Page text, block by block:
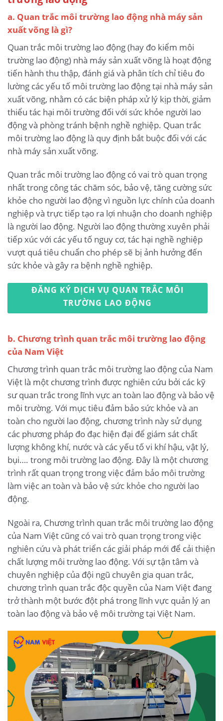
a. Quan trắc môi trường lao động nhà máy sản
xuất võng là gì?
Quan trắc môi trường lao động (hay đo kiểm môi
trường lao động) nhà máy sản xuất võng là hoạt động
tiến hành thu thập, đánh giá và phân tích chỉ tiêu đo
lường các yếu tố môi trường lao động tại nhà máy sản
xuất võng, nhằm có các biện pháp xử lý kịp thời, giảm
thiểu tác hại môi trường đối với sức khỏe người lao
động và phòng tránh bệnh nghề nghiệp. Quan trắc
môi trường lao động là quy định bắt buộc đối với các
nhà máy sản xuất võng.
Quan trắc môi trường lao động có vai trò quan trọng
nhất trong công tác chăm sóc, bảo vệ, tăng cường sức
khỏe cho người lao động vì nguồn lực chính của doanh
nghiệp và trực tiếp tạo ra lợi nhuận cho doanh nghiệp
là người lao động. Người lao động thường xuyên phải
tiếp xúc với các yếu tố nguy cơ, tác hại nghề nghiệp
vượt quá tiêu chuẩn cho phép sẽ bị ảnh hưởng đến
sức khỏe và gây ra bệnh nghề nghiệp.
ĐĂNG KÝ DỊCH VỤ QUAN TRẮC MÔI
TRƯỜNG LAO ĐỘNG
b. Chương trình quan trắc môi trường lao động
của Nam Việt
Chương trình quan trắc môi trường lao động của Nam
Việt là một chương trình được nghiên cứu bởi các kỹ
sư quan trắc trong lĩnh vực an toàn lao động và bảo vệ
môi trường. Với mục tiêu đảm bảo sức khỏe và an
toàn cho người lao động, chương trình này sử dụng
các phương pháp đo đạc hiện đại để giám sát chất
lượng không khí, nước và các yếu tố vi khí hậu, vật lý,
bụi…. trong môi trường lao động. Đây là một chương
trình rất quan trọng trong việc đảm bảo môi trường
làm việc an toàn và bảo vệ sức khỏe cho người lao
động.
Ngoài ra, Chương trình quan trắc môi trường lao động
của Nam Việt cũng có vai trò quan trọng trong việc
nghiên cứu và phát triển các giải pháp mới để cải thiện
chất lượng môi trường lao động. Với sự tận tâm và
chuyên nghiệp của đội ngũ chuyên gia quan trắc,
chương trình quan trắc độc quyền của Nam Việt đang
trở thành một bước đột phá trong lĩnh vực quản lý an
toàn lao động và bảo vệ môi trường tại Việt Nam.